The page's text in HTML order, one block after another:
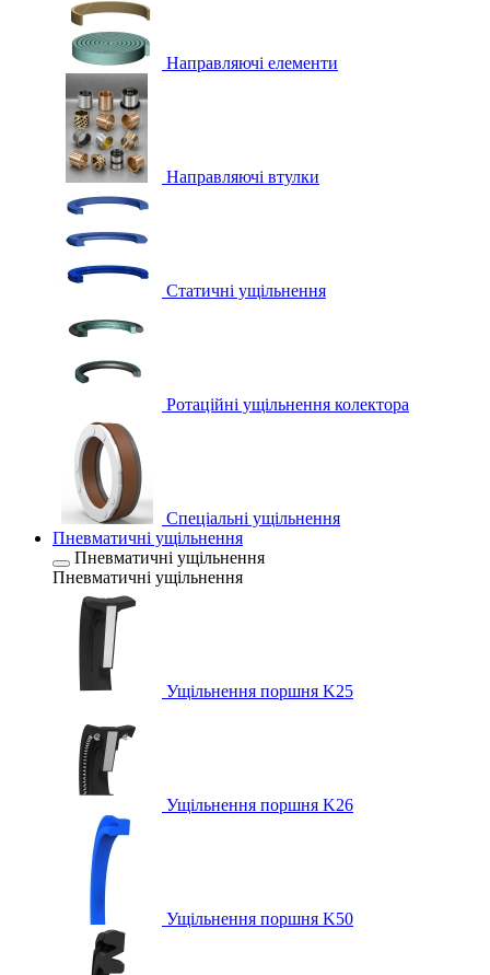
Направляючі елементи
Направляючі втулки
Статичні ущільнення
Ротаційні ущільнення колектора
Спеціальні ущільнення
Пневматичні ущільнення
Пневматичні ущільнення
Пневматичні ущільнення
Ущільнення поршня K25
Ущільнення поршня K26
Ущільнення поршня K50